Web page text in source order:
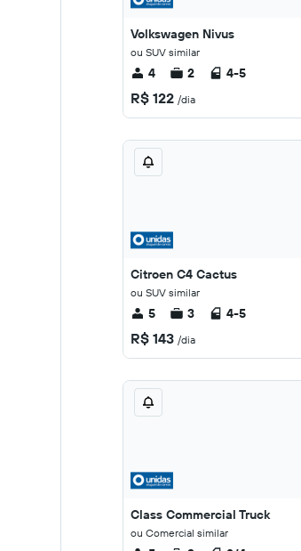
Volkswagen Nivus
ou SUV similar
4 2 4-5
R$ 122 /dia
Citroen C4 Cactus
ou SUV similar
5 3 4-5
R$ 143 /dia
Class Commercial Truck
ou Comercial similar